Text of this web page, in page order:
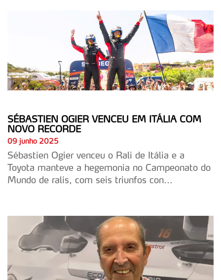
SÉBASTIEN OGIER VENCEU EM ITÁLIA COM
NOVO RECORDE
09 junho 2025
Sébastien Ogier venceu o Rali de Itália e a
Toyota manteve a hegemonia no Campeonato do
Mundo de ralis, com seis triunfos con...